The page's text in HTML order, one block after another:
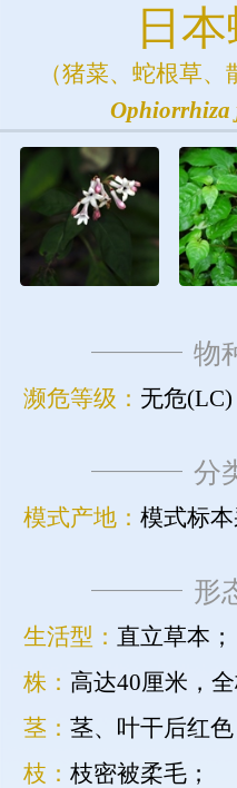
日
（猪菜、蛇根草、
Ophiorrhiza
物
濒危等级： 无危(LC)
分
模式产地： 模式标本
形
生活型： 直立草本；
株： 高达40厘米，全
茎： 茎、叶干后红色
枝： 枝密被柔毛；